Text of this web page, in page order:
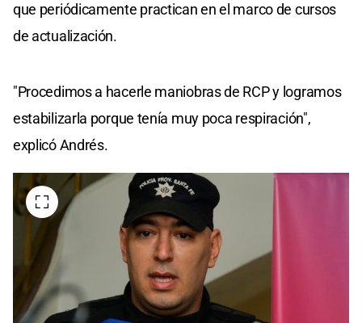
que periódicamente practican en el marco de cursos
de actualización.
"Procedimos a hacerle maniobras de RCP y logramos
estabilizarla porque tenía muy poca respiración",
explicó Andrés.